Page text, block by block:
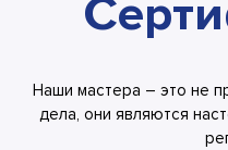
Наши мастера – это не
дела, они являются